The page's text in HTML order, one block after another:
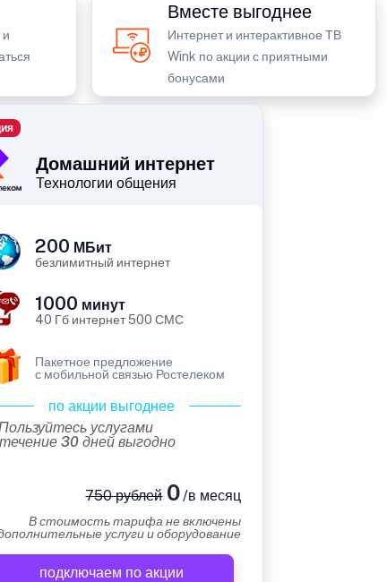
и
Вместе выгоднее
Интернет и интерактивное ТВ
Wink по акции с приятными
бонусами
Домашний интернет
Технологии общения
200 МБит
безлимитный интернет
1000 минут
40 Гб интернет 500 СМС
Пакетное предложение
с мобильной связью Ростелеком
по акции выгоднее
услугами
30 дней выгодно
750 рублей0/в месяц
В стоимость тарифа не включены
услуги и оборудование
подключаем по акции